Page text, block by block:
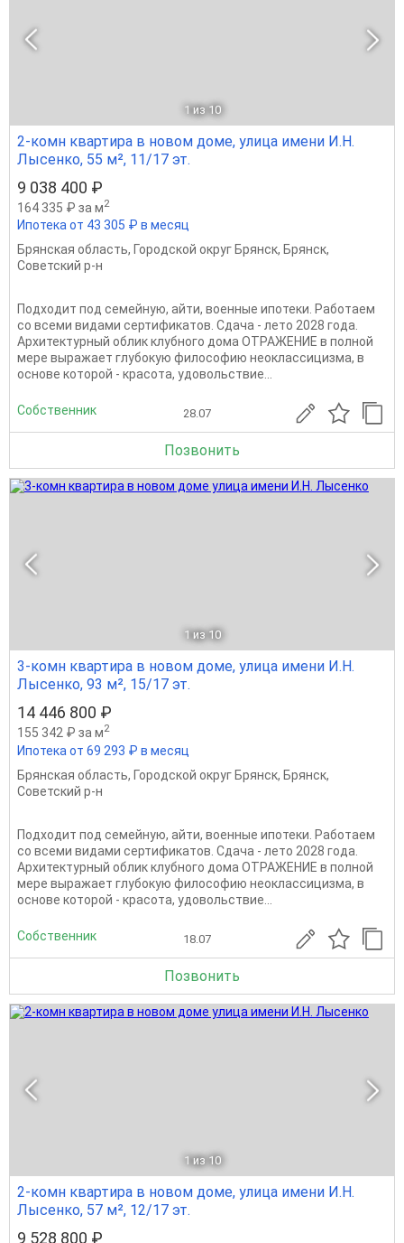
1 из 10
2-комн квартира в новом доме, улица имени И.Н.
Лысенко, 55 м², 11/17 эт.
9 038 400 ₽
164 335 ₽ за м2
Ипотека от 43 305 ₽ в месяц
Брянская область, Городской округ Брянск, Брянск,
Советский р-н
Подходит под семейную, айти, военные ипотеки. Работаем
со всеми видами сертификатов. Сдача - лето 2028 года.
Архитектурный облик клубного дома ОТРАЖЕНИЕ в полной
мере выражает глубокую философию неоклассицизма, в
основе которой - красота, удовольствие...
Собственник 28.07
Позвонить
1 из 10
3-комн квартира в новом доме, улица имени И.Н.
Лысенко, 93 м², 15/17 эт.
14 446 800 ₽
155 342 ₽ за м2
Ипотека от 69 293 ₽ в месяц
Брянская область, Городской округ Брянск, Брянск,
Советский р-н
Подходит под семейную, айти, военные ипотеки. Работаем
со всеми видами сертификатов. Сдача - лето 2028 года.
Архитектурный облик клубного дома ОТРАЖЕНИЕ в полной
мере выражает глубокую философию неоклассицизма, в
основе которой - красота, удовольствие...
Собственник 18.07
Позвонить
1 из 10
2-комн квартира в новом доме, улица имени И.Н.
Лысенко, 57 м², 12/17 эт.
9 528 800 ₽